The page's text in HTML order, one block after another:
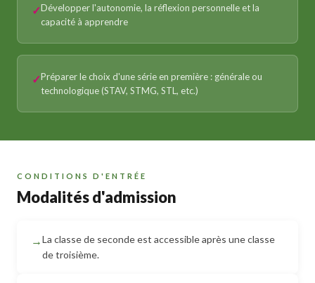
Développer l'autonomie, la réflexion personnelle et la
capacité à apprendre
Préparer le choix d'une série en première : générale ou
technologique (STAV, STMG, STL, etc.)
CONDITIONS D'ENTRÉE
Modalités d'admission
La classe de seconde est accessible après une classe
de troisième.